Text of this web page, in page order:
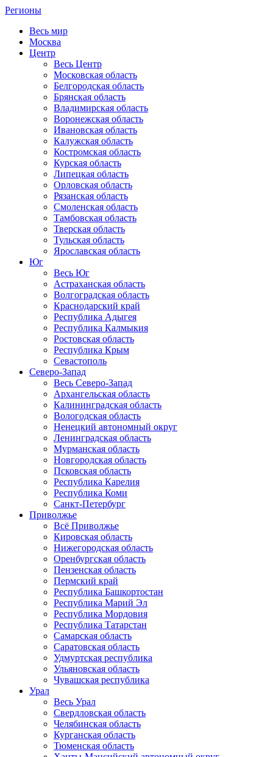
Регионы
Весь мир
Москва
Центр
Весь Центр
Московская область
Белгородская область
Брянская область
Владимирская область
Воронежская область
Ивановская область
Калужская область
Костромская область
Курская область
Липецкая область
Орловская область
Рязанская область
Смоленская область
Тамбовская область
Тверская область
Тульская область
Ярославская область
Юг
Весь Юг
Астраханская область
Волгоградская область
Краснодарский край
Республика Адыгея
Республика Калмыкия
Ростовская область
Республика Крым
Севастополь
Северо-Запад
Весь Северо-Запад
Архангельская область
Калининградская область
Вологодская область
Ненецкий автономный округ
Ленинградская область
Мурманская область
Новгородская область
Псковская область
Республика Карелия
Республика Коми
Санкт-Петербург
Приволжье
Всё Приволжье
Кировская область
Нижегородская область
Оренбургская область
Пензенская область
Пермский край
Республика Башкортостан
Республика Марий Эл
Республика Мордовия
Республика Татарстан
Самарская область
Саратовская область
Удмуртская республика
Ульяновская область
Чувашская республика
Урал
Весь Урал
Свердловская область
Челябинская область
Курганская область
Тюменская область